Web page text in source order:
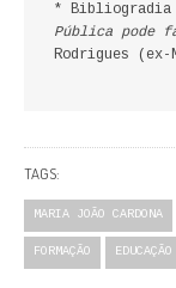
CIÊNCIA
QUEM SOMOS
*
Pública pode
Rodrigues
TAGS:
MARIA JOÃO CARDONA
FORMAÇÃO EDUCAÇÃO